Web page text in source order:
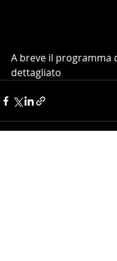
A breve il programma
dettagliato